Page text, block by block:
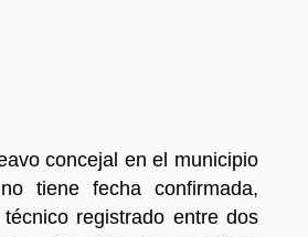
concejal en el municipio
tiene fecha confirmada,
registrado entre dos